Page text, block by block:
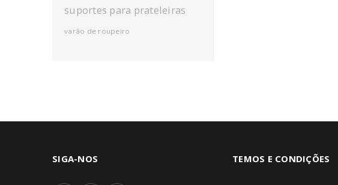
suportes para prateleiras
varão de roupeiro
SIGA-NOS TEMOS E CONDIÇÕES